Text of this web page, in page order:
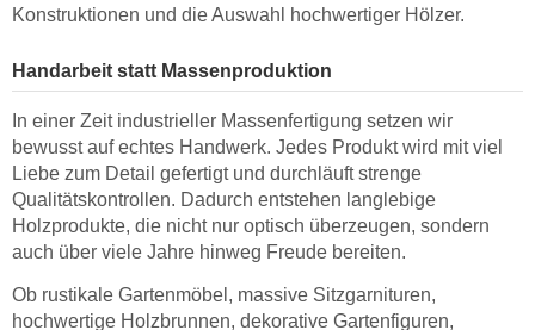
Konstruktionen und die Auswahl hochwertiger Hölzer.
Handarbeit statt Massenproduktion
In einer Zeit industrieller Massenfertigung setzen wir
bewusst auf echtes Handwerk. Jedes Produkt wird mit viel
Liebe zum Detail gefertigt und durchläuft strenge
Qualitätskontrollen. Dadurch entstehen langlebige
Holzprodukte, die nicht nur optisch überzeugen, sondern
auch über viele Jahre hinweg Freude bereiten.
Ob rustikale Gartenmöbel, massive Sitzgarnituren,
hochwertige Holzbrunnen, dekorative Gartenfiguren,